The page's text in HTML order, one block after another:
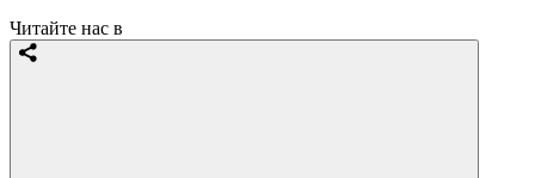
Читайте нас в